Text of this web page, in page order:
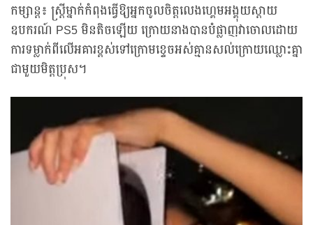
កម្សាន្ត៖ ស្ត្រីម្នាក់កំពុងធ្វើឱ្យអ្នកចូលចិត្តលេងហ្គេមអង្គុយស្តាយ
ឧបករណ៍ PS5 មិនតិចឡើយ ក្រោយនាងបានបំផ្លាញវាចោលដោយ
ការទម្លាក់ពីលើអគារខ្ពស់ទៅក្រោមខ្ទេចអស់គ្មានសល់ក្រោយឈ្លោះគ្នា
ជាមួយមិត្តប្រុស។